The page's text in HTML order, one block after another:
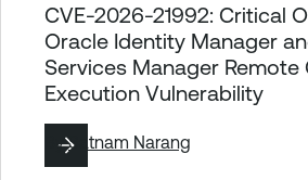
CVE-2026-21992: Critical
Oracle Identity Manager
Services Manager Remote
Execution Vulnerability
BySatnam Narang